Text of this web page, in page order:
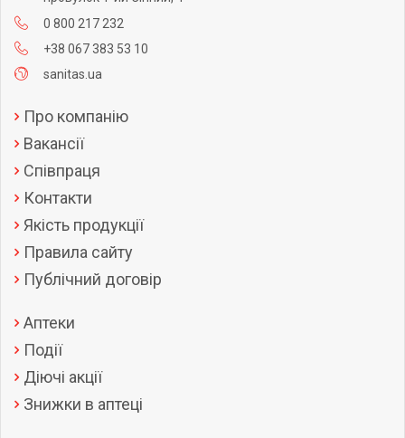
0 800 217 232
+38 067 383 53 10
sanitas.ua
Про компанію
Вакансії
Співпраця
Контакти
Якість продукції
Правила сайту
Публічний договір
Аптеки
Події
Діючі акції
Знижки в аптеці